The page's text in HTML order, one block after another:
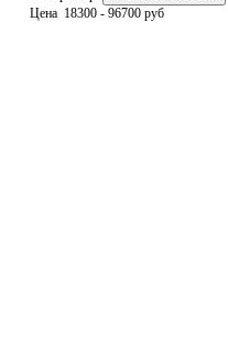
Цена 18300 - 96700 руб